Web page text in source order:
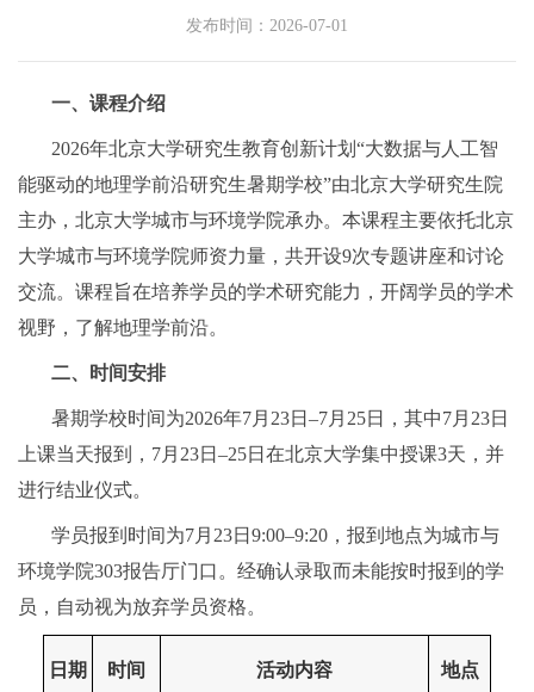
发布时间：2026-07-01
一、课程介绍
2026年北京大学研究生教育创新计划“大数据与人工智
能驱动的地理学前沿研究生暑期学校”由北京大学研究生院
主办，北京大学城市与环境学院承办。本课程主要依托北京
大学城市与环境学院师资力量，共开设9次专题讲座和讨论
交流。课程旨在培养学员的学术研究能力，开阔学员的学术
视野，了解地理学前沿。
二、时间安排
暑期学校时间为2026年7月23日–7月25日，其中7月23日
上课当天报到，7月23日–25日在北京大学集中授课3天，并
进行结业仪式。
学员报到时间为7月23日9:00–9:20，报到地点为城市与
环境学院303报告厅门口。经确认录取而未能按时报到的学
员，自动视为放弃学员资格。
日期 时间 活动内容 地点